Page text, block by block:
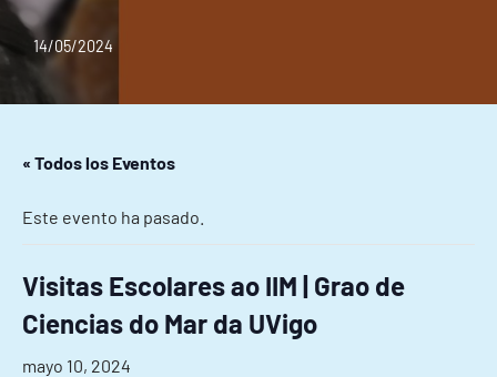
14/05/2024
« Todos los Eventos
Este evento ha pasado.
Visitas Escolares ao IIM | Grao de
Ciencias do Mar da UVigo
mayo 10, 2024